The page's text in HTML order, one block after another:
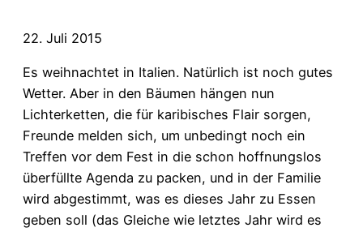
22. Juli 2015
Es weihnachtet in Italien. Natürlich ist noch gutes
Wetter. Aber in den Bäumen hängen nun
Lichterketten, die für karibisches Flair sorgen,
Freunde melden sich, um unbedingt noch ein
Treffen vor dem Fest in die schon hoffnungslos
überfüllte Agenda zu packen, und in der Familie
wird abgestimmt, was es dieses Jahr zu Essen
geben soll (das Gleiche wie letztes Jahr wird es